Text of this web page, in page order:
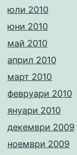
юли 2010
юни 2010
май 2010
април 2010
март 2010
февруари 2010
януари 2010
декември 2009
ноември 2009